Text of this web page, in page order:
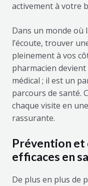
activement à votre
Dans un monde où
l’écoute, trouver
pleinement à vos
pharmacien
médical ; il est un
parcours de santé.
chaque visite en
rassurante.
Prévention et
efficaces en
De plus en plus de